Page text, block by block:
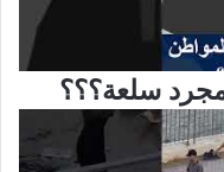
سلعة؟؟؟